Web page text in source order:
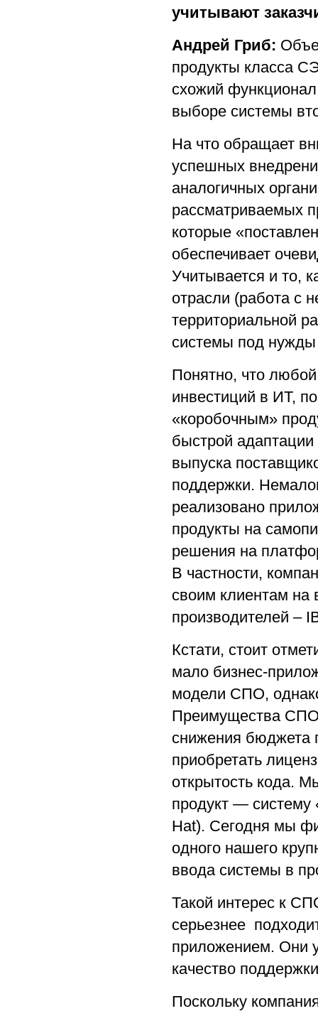
учитывают
Андрей Гриб:
продукты класса
схожий
выборе системы
На что обращает
успешных
аналогичных
рассматриваемых
которые
обеспечивает
Учитывается и то,
отрасли (работа с
территориальной
системы под нужды
Понятно, что любой
инвестиций в ИТ,
«коробочным»
быстрой адаптации
выпуска
поддержки.
реализовано
продукты на
решения на
В частности,
своим клиентам
производителей –
Кстати, стоит
мало бизнес-
модели СПО,
Преимущества СПО
снижения бюджета
приобретать
открытость кода.
продукт —
Hat). Сегодня мы
одного нашего
ввода системы в
Такой интерес к
серьезнее
приложением. Они
качество
Поскольку